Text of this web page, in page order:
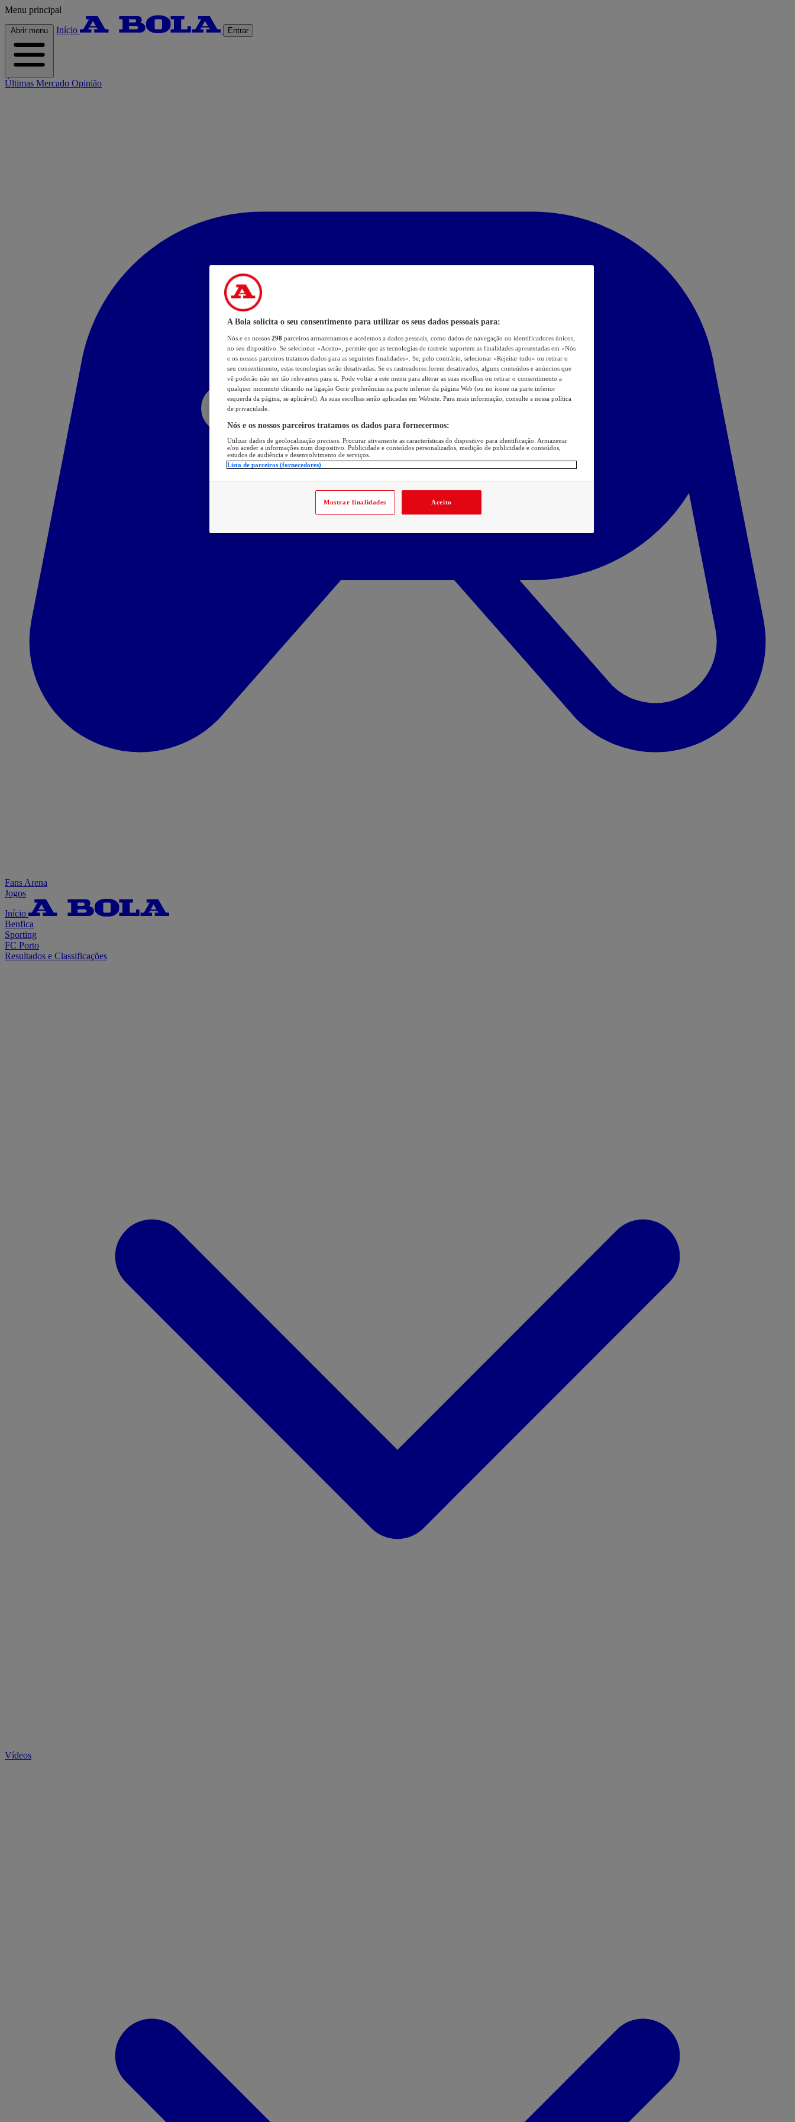
Menu principal
Abrir menu Início Entrar
Últimas Mercado Opinião
Fans Arena
Jogos
Início
Benfica
Sporting
FC Porto
Resultados e Classificações
Vídeos
A Bola solicita o seu consentimento para utilizar os seus dados pessoais para:
Nós e os nossos 298 parceiros armazenamos e acedemos a dados pessoais, como dados de navegação ou identificadores únicos,
no seu dispositivo. Se selecionar «Aceito», permite que as tecnologias de rastreio suportem as finalidades apresentadas em «Nós
e os nossos parceiros tratamos dados para as seguintes finalidades». Se, pelo contrário, selecionar «Rejeitar tudo» ou retirar o
seu consentimento, estas tecnologias serão desativadas. Se os rastreadores forem desativados, alguns conteúdos e anúncios que
vê poderão não ser tão relevantes para si. Pode voltar a este menu para alterar as suas escolhas ou retirar o consentimento a
qualquer momento clicando na ligação Gerir preferências na parte inferior da página Web (ou no ícone na parte inferior
esquerda da página, se aplicável). As suas escolhas serão aplicadas em Website. Para mais informação, consulte a nossa política
de privacidade.
Nós e os nossos parceiros tratamos os dados para fornecermos:
Utilizar dados de geolocalização precisos. Procurar ativamente as características do dispositivo para identificação. Armazenar
e/ou aceder a informações num dispositivo. Publicidade e conteúdos personalizados, medição de publicidade e conteúdos,
estudos de audiência e desenvolvimento de serviços.
Lista de parceiros (fornecedores)
Mostrar finalidades Aceito